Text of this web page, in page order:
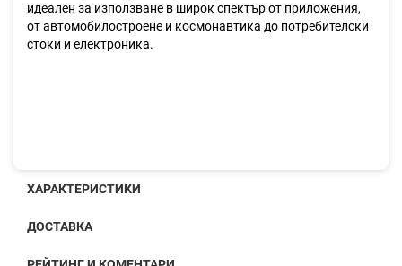
идеален за използване в широк спектър от приложения,
от автомобилостроене и космонавтика до потребителски
стоки и електроника.
ХАРАКТЕРИСТИКИ
ДОСТАВКА